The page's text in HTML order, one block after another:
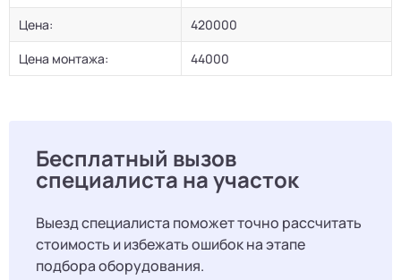
Цена:
420000
Цена монтажа:
44000
Бесплатный вызов
специалиста на участок
Выезд специалиста поможет точно рассчитать
стоимость и избежать ошибок на этапе
подбора оборудования.